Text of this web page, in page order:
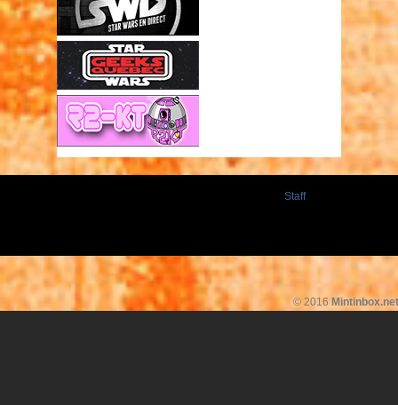
Staff
© 2016 Mintinbox.net